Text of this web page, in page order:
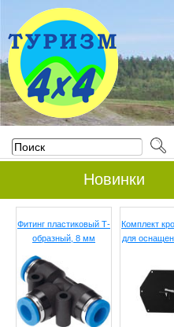
Новинки
Фитинг пластиковый Т-
образный, 8 мм
Комплект
для